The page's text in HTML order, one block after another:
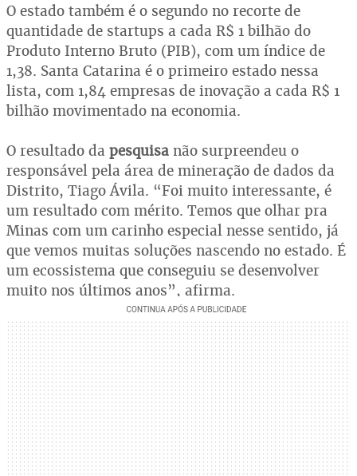
O estado também é o segundo no recorte de
quantidade de startups a cada R$ 1 bilhão do
Produto Interno Bruto (PIB), com um índice de
1,38. Santa Catarina é o primeiro estado nessa
lista, com 1,84 empresas de inovação a cada R$ 1
bilhão movimentado na economia.
O resultado da pesquisa não surpreendeu o
responsável pela área de mineração de dados da
Distrito, Tiago Ávila. “Foi muito interessante, é
um resultado com mérito. Temos que olhar pra
Minas com um carinho especial nesse sentido, já
que vemos muitas soluções nascendo no estado. É
um ecossistema que conseguiu se desenvolver
muito nos últimos anos”, afirma.